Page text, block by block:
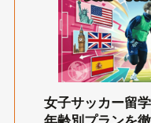
女子サッカー留